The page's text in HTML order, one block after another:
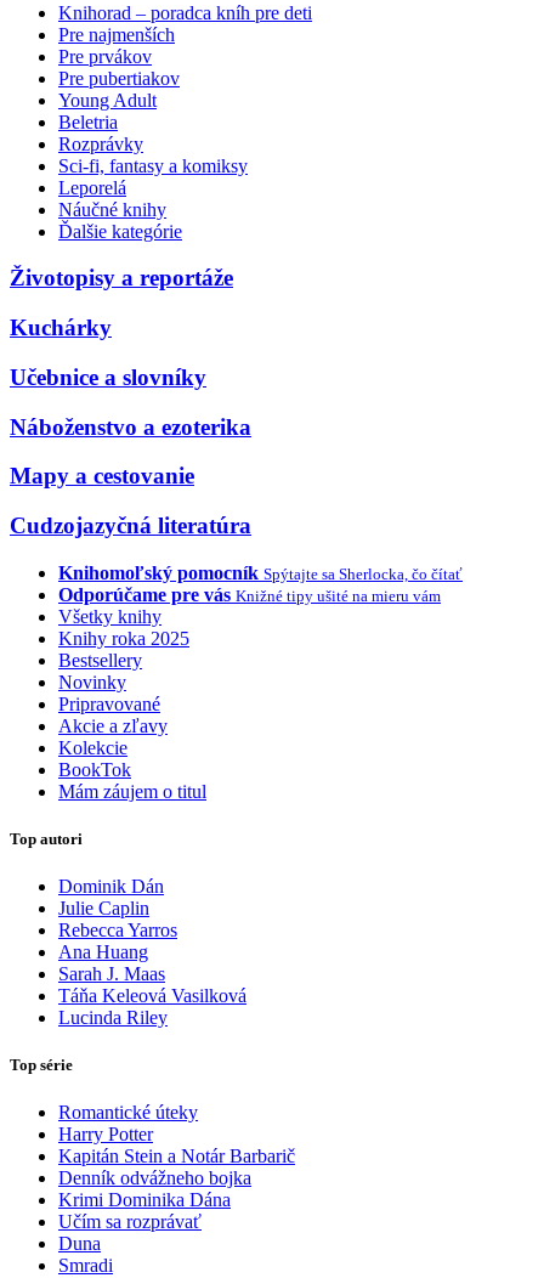
Knihorad – poradca kníh pre deti
Pre najmenších
Pre prvákov
Pre pubertiakov
Young Adult
Beletria
Rozprávky
Sci-fi, fantasy a komiksy
Leporelá
Náučné knihy
Ďalšie kategórie
Životopisy a reportáže
Kuchárky
Učebnice a slovníky
Náboženstvo a ezoterika
Mapy a cestovanie
Cudzojazyčná literatúra
Knihomoľský pomocník Spýtajte sa Sherlocka, čo čítať
Odporúčame pre vás Knižné tipy ušité na mieru vám
Všetky knihy
Knihy roka 2025
Bestsellery
Novinky
Pripravované
Akcie a zľavy
Kolekcie
BookTok
Mám záujem o titul
Top autori
Dominik Dán
Julie Caplin
Rebecca Yarros
Ana Huang
Sarah J. Maas
Táňa Keleová Vasilková
Lucinda Riley
Top série
Romantické úteky
Harry Potter
Kapitán Stein a Notár Barbarič
Denník odvážneho bojka
Krimi Dominika Dána
Učím sa rozprávať
Duna
Smradi